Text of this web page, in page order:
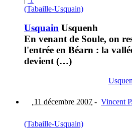
(Tabaille-Usquain)
Usquain Usquenh
En venant de Soule, on
l'entrée en Béarn : la
devient (…)
11 décembre 2007 - Vincent P.
(Tabaille-Usquain)